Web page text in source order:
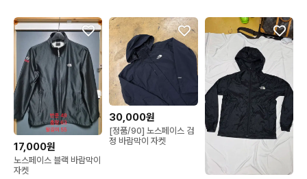
17,000원
노스페이스 블랙 바람막이
자켓
30,000원
[정품/90] 노스페이스 검
정 바람막이 자켓